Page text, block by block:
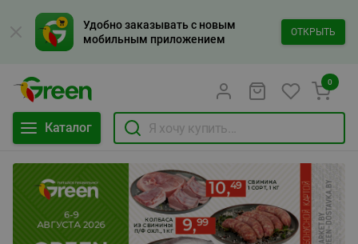
Удобно заказывать с новым
мобильным приложением
ОТКРЫТЬ
Каталог
0